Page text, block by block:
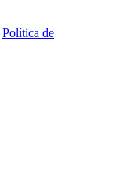
Política de